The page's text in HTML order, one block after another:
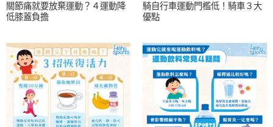
關節痛就要放棄運動？４運動降
低膝蓋負擔
騎自行車運動門檻低！騎車３大
優點